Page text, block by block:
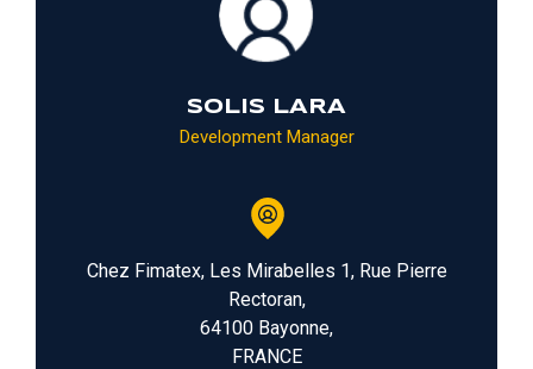
SOLIS LARA
Development Manager
Chez Fimatex, Les Mirabelles 1, Rue Pierre
Rectoran,
64100 Bayonne,
FRANCE